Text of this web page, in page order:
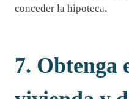
conceder la hipoteca.
7. Obtenga